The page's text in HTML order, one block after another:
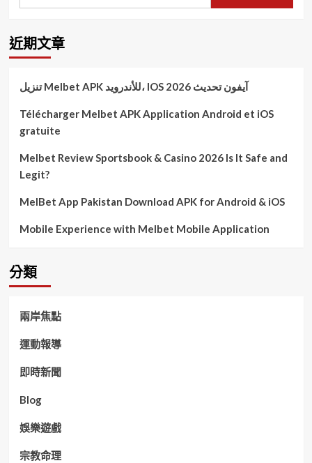
近期文章
تنزيل Melbet APK للأندرويد، IOS آيفون تحديث 2026
Télécharger Melbet APK Application Android et iOS
gratuite
Melbet Review Sportsbook & Casino 2026 Is It Safe and
Legit?
MelBet App Pakistan Download APK for Android & iOS
Mobile Experience with Melbet Mobile Application
分類
兩岸焦點
運動報導
即時新聞
Blog
娛樂遊戲
宗教命理